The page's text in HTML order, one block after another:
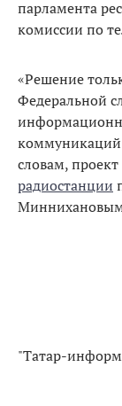
парламента
комиссии по
«Решение
Федеральной
коммуникаций
словам,
радиостанции
"Татар-